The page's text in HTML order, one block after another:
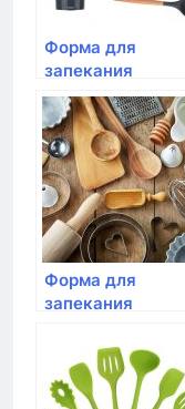
Форма для
запекания
BergHOFF чаша
18*12,5см (серая)
Форма для
запекания
квадратная 20см
(серая)